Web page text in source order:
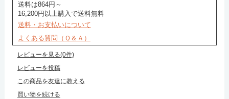
送料は864円～
16,200円以上購入で送料無料
送料・お支払いについて
よくある質問（Ｑ＆Ａ）
レビューを見る(0件)
レビューを投稿
この商品を友達に教える
買い物を続ける